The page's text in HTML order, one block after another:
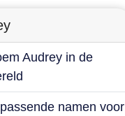
Audrey in de
namen voor